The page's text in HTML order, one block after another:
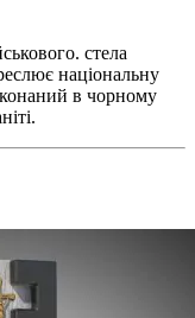
стела
національну
в чорному